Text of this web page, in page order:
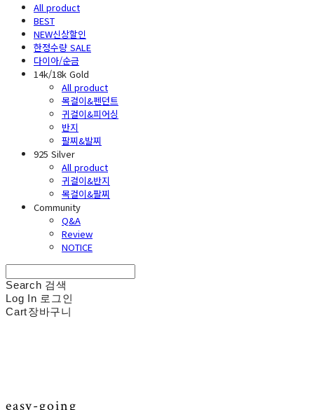
All product
BEST
NEW신상할인
한정수량 SALE
다이아/순금
14k/18k Gold
All product
목걸이&펜던트
귀걸이&피어싱
반지
팔찌&발찌
925 Silver
All product
귀걸이&반지
목걸이&팔찌
Community
Q&A
Review
NOTICE
Search 검색
Log In 로그인
Cart장바구니
easy-going